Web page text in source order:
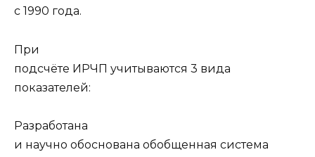
с 1990 года.
При
подсчёте ИРЧП учитываются 3 вида
показателей:
Разработана
и научно обоснована обобщенная система